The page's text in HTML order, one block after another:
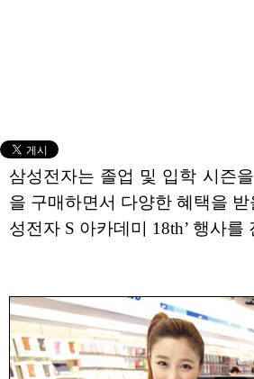
삼성전자는 졸업 및 입학 시즌
을 구매하면서 다양한 혜택을 받
성전자 S 아카데미 18th’ 행사를